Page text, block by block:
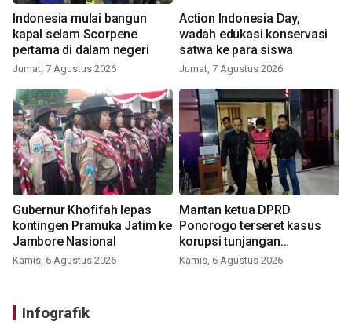
Indonesia mulai bangun
kapal selam Scorpene
pertama di dalam negeri
Jumat, 7 Agustus 2026
Action Indonesia Day,
wadah edukasi konservasi
satwa ke para siswa
Jumat, 7 Agustus 2026
Gubernur Khofifah lepas
kontingen Pramuka Jatim ke
Jambore Nasional
Kamis, 6 Agustus 2026
Mantan ketua DPRD
Ponorogo terseret kasus
korupsi tunjangan
perumahan
Kamis, 6 Agustus 2026
Infografik